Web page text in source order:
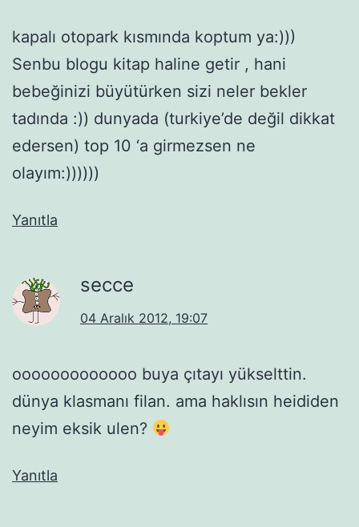
kapalı otopark kısmında koptum ya:)))
Senbu blogu kitap haline getir , hani
bebeğinizi büyütürken sizi neler bekler
tadında :)) dunyada (turkiye’de değil dikkat
edersen) top 10 ‘a girmezsen ne
olayım:))))))
Yanıtla
secce
04 Aralık 2012, 19:07
ooooooooooooo buya çıtayı yükselttin.
dünya klasmanı filan. ama haklısın heididen
neyim eksik ulen?
Yanıtla